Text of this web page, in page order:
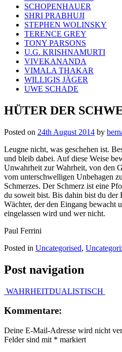
SCHOPENHAUER
SHRI PRABHUJI
STEPHEN WOLINSKY
TERENCE GREY
TONY PARSONS
U.G. KRISHNAMURTI
VIVEKANANDA
VIMALA THAKAR
WILLIGIS JÄGER
UWE SCHADE
HÜTER DER
Posted on 24th August 2014 by
Leugne nicht, was geschehen ist.
und bleib dabei. Auf diese Weise
Unwahrheit zur Wahrheit, von den
vom unterschwelligen Unbehagen
Schmerzes. Der Schmerz ist eine
du soweit bist. Bis dahin bist du der
Wächter, der den Eingang bewacht
eingelassen wird und wer nicht.
Paul Ferrini
Posted in Uncategorised,
Post navigation
WAHRHEITDUALISTISCH
Kommentare:
Deine E-Mail-Adresse wird nicht
Felder sind mit * markiert